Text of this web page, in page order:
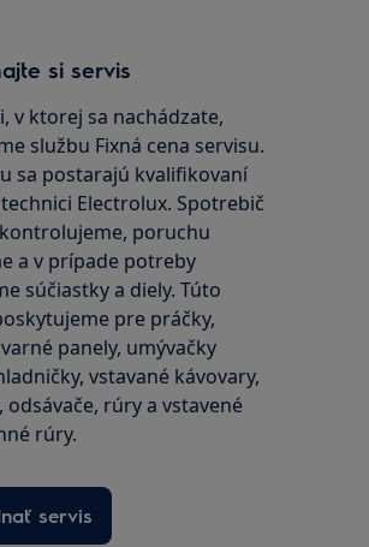
si servis
v ktorej sa nachádzate,
službu Fixná cena servisu.
sa postarajú kvalifikovaní
Electrolux. Spotrebič
poruchu
a v prípade potreby
súčiastky a diely. Túto
pre práčky,
panely, umývačky
vstavané kávovary,
odsávače, rúry a vstavené
rúry.
servis